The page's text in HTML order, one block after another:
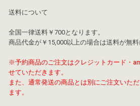
送料について
全国一律送料￥700となります。
商品代金が￥15,000以上の場合は送料が無料
※予約商品のご注文はクレジットカード・
せていただきます。
また、通常発送の商品とは別にご注文いた
ます。